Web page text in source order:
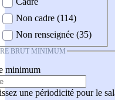
Non cadre (114)
Non renseignée (35)
BRUT MINIMUM
minimum
une périodicité pour le